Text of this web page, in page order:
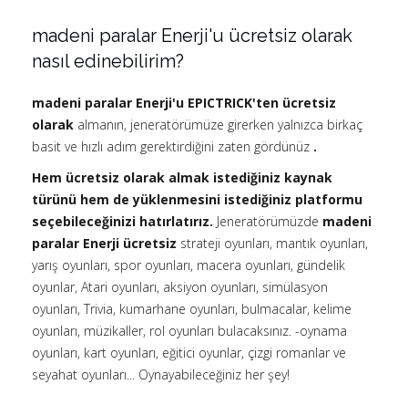
madeni paralar Enerji'u ücretsiz olarak
nasıl edinebilirim?
madeni paralar Enerji'u EPICTRICK'ten ücretsiz
olarak almanın, jeneratörümüze girerken yalnızca birkaç
basit ve hızlı adım gerektirdiğini zaten gördünüz .
Hem ücretsiz olarak almak istediğiniz kaynak
türünü hem de yüklenmesini istediğiniz platformu
seçebileceğinizi hatırlatırız. Jeneratörümüzde madeni
paralar Enerji ücretsiz strateji oyunları, mantık oyunları,
yarış oyunları, spor oyunları, macera oyunları, gündelik
oyunlar, Atari oyunları, aksiyon oyunları, simülasyon
oyunları, Trivia, kumarhane oyunları, bulmacalar, kelime
oyunları, müzikaller, rol oyunları bulacaksınız. -oynama
oyunları, kart oyunları, eğitici oyunlar, çizgi romanlar ve
seyahat oyunları... Oynayabileceğiniz her şey!